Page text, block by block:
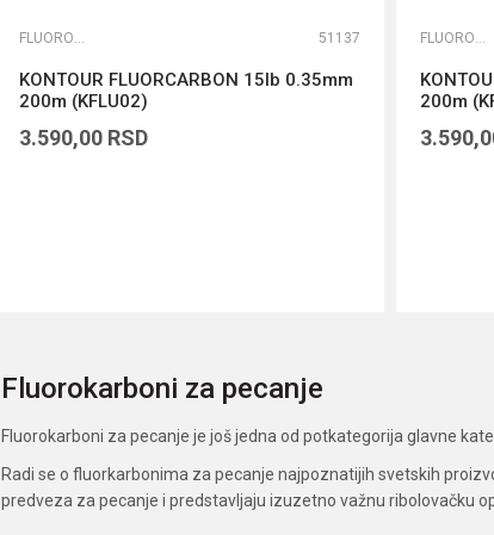
FLUOROKARBONI 51137
KONTOUR FLUORCARBON 15lb 0.35mm
200m (KFLU02)
3.590,00 RSD
FLUOROKARBONI
200m
Fluorokarboni za pecanje
Fluorokarboni za pecanje je još jedna od potkategorija glavne
Radi se o fluorkarbonima za pecanje najpoznatijih svetskih
predveza za pecanje i predstavljaju izuzetno važnu ribolovačku